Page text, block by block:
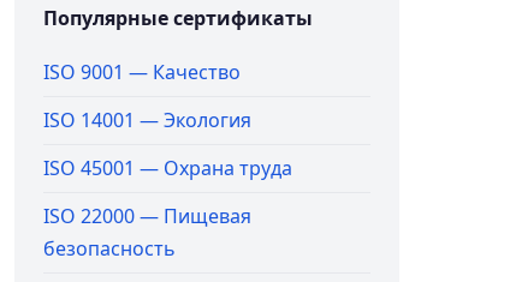
Популярные сертификаты
ISO 9001 — Качество
ISO 14001 — Экология
ISO 45001 — Охрана труда
ISO 22000 — Пищевая
безопасность